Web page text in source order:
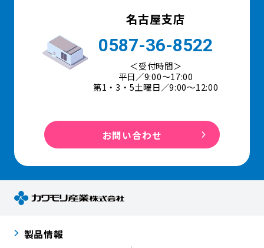
名古屋支店
0587-36-8522
＜受付時間＞
平日／9:00〜17:00
第1・3・5土曜日／9:00～12:00
お問い合わせ
製品情報